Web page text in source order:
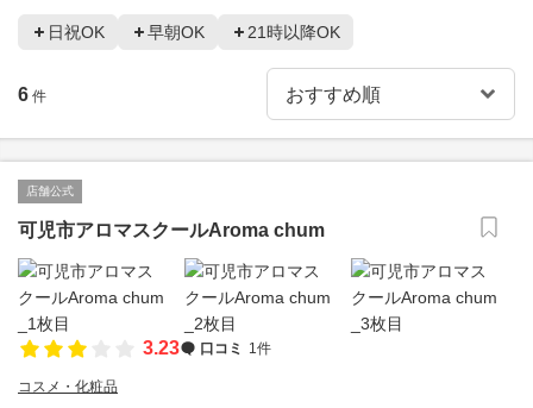
日祝OK 早朝OK 21時以降OK
6 件
店舗公式
可児市アロマスクールAroma chum
3.23 口コミ 1件
コスメ・化粧品